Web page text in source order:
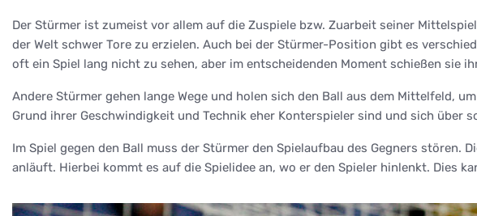
Der Stürmer ist zumeist vor allem auf die Zuspiele bzw. Zuarbeit seiner
der Welt schwer Tore zu erzielen. Auch bei der Stürmer-Position gibt es
oft ein Spiel lang nicht zu sehen, aber im entscheidenden Moment schießen sie
Andere Stürmer gehen lange Wege und holen sich den Ball aus dem Mittelfeld,
Grund ihrer Geschwindigkeit und Technik eher Konterspieler sind und sich über
Im Spiel gegen den Ball muss der Stürmer den Spielaufbau des Gegners stören.
anläuft. Hierbei kommt es auf die Spielidee an, wo er den Spieler hinlenkt. Dies